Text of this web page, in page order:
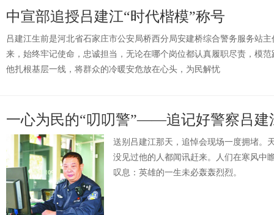
中宣部追授吕建江“时代楷模”称号
吕建江生前是河北省石家庄市公安局桥西分局安建桥综合警务服务站
来，始终牢记使命，忠诚担当，无论在哪个岗位都认真履职尽责，模
他扎根基层一线，将群众的冷暖安危放在心头，为民解忧
一心为民的“叨叨警”——追记好警察吕建
送别吕建江那天，追悼会现场一度拥堵。
没见过他的人都闻讯赶来。人们在寒风中
叹息：英雄的一生未必轰轰烈烈。